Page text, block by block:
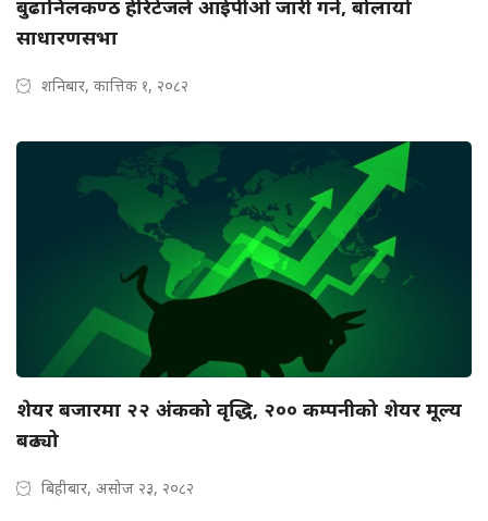
बुढानिलकण्ठ हेरिटेजले आईपीओ जारी गर्ने, बोलायो
साधारणसभा
शनिबार, कात्तिक १, २०८२
शेयर बजारमा २२ अंकको वृद्धि, २०० कम्पनीको शेयर मूल्य
बढ्यो
बिहीबार, असोज २३, २०८२